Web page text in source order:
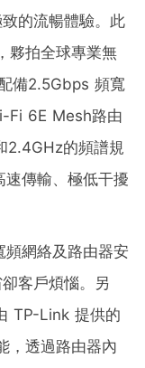
的流暢體驗。此
夥拍全球專業無
備2.5Gbps 頻寬
Fi 6E Mesh路由
2.4GHz的頻譜規
傳輸、極低干擾
頻網絡及路由器安
客戶煩惱。另
TP-Link 提供的
，透過路由器內